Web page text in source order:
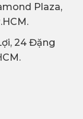
Plaza,
24 Đặng